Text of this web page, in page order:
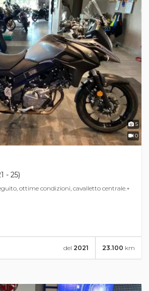
5
0
- 25)
ottime condizioni, cavalletto centrale.+
23.100 km
del 2021